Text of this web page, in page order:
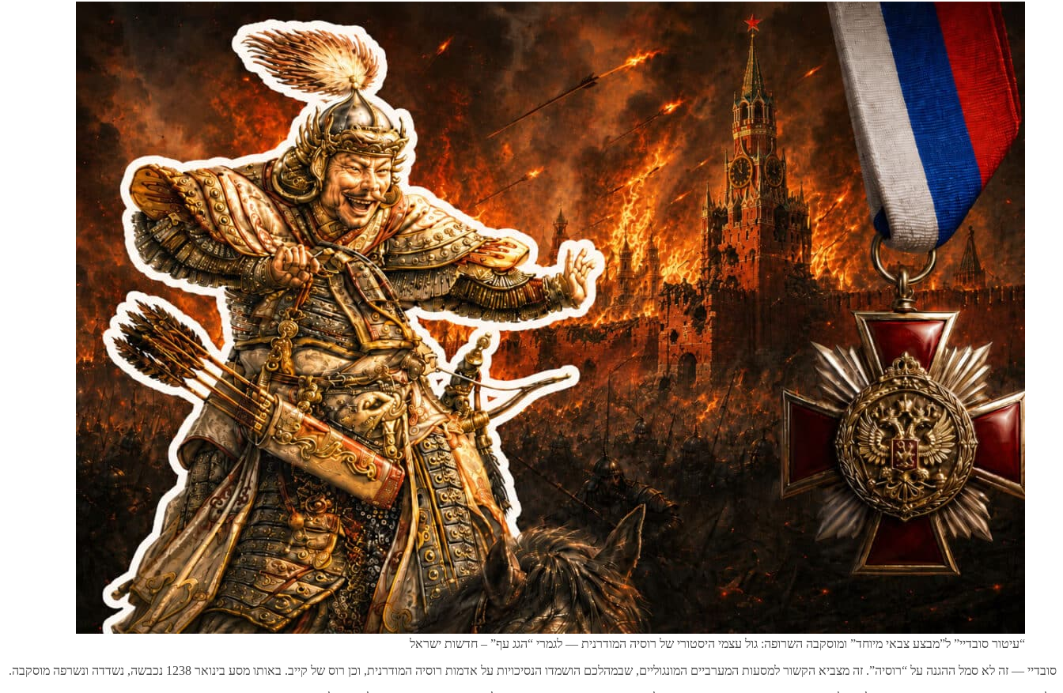
“עיטור סובדיי” ל”מבצע צבאי מיוחד” ומוסקבה השרופה: גול עצמי היסטורי של רוסיה המודרנית — לגמרי “הגג עף” – חדשות ישראל
סובדיי — זה לא סמל ההגנה על “רוסיה”. זה מצביא הקשור למסעות המערביים המונגוליים, שבמהלכם הושמדו הנסיכויות על אדמות רוסיה המודרנית, וכן רוס של קייב. באותו מסע בינואר 1238 נכבשה, נשדדה ונשרפה מוסקבה.